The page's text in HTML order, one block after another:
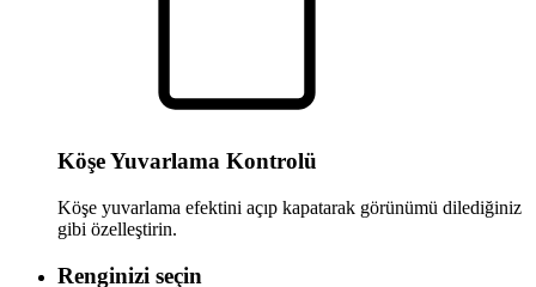
Köşe Yuvarlama Kontrolü
Köşe yuvarlama efektini açıp kapatarak görünümü dilediğiniz
gibi özelleştirin.
Renginizi seçin